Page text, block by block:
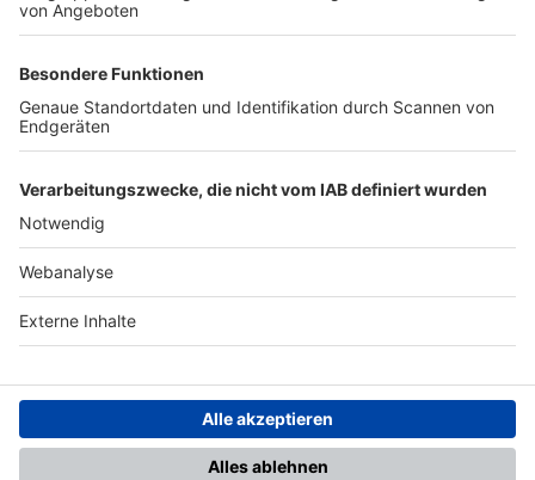
TOP-PARTNER
Nutzungsbedingungen Datenschutz Impressum